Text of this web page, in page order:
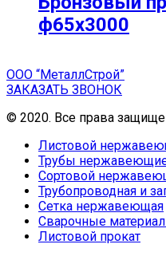
ф65х3000
ООО “МеталлСтрой”
ЗАКАЗАТЬ ЗВОНОК
© 2020. Все права
Листовой
Трубы
Сортовой
Трубопроводная и
Сетка нержавеющая
Сварочные
Листовой прокат